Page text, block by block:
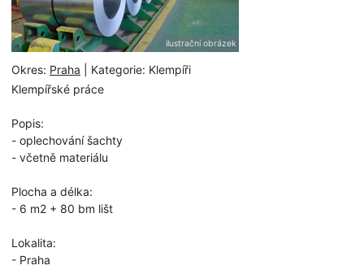
Okres: Praha | Kategorie: Klempíři
Klempířské práce
Popis:
- oplechování šachty
- včetně materiálu
Plocha a délka:
- 6 m2 + 80 bm lišt
Lokalita:
- Praha
ilustrační obrázek